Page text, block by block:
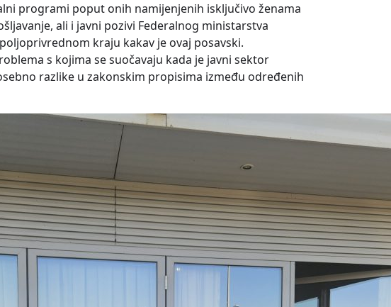
programi poput onih namijenjenih isključivo ženama
ali i javni pozivi Federalnog ministarstva
kraju kakav je ovaj posavski.
s kojima se suočavaju kada je javni sektor
razlike u zakonskim propisima između određenih